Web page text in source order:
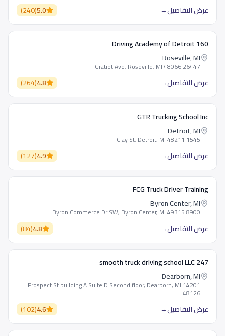
عرض التفاصيل→
5.0
(
240
)
160 Driving Academy of Detroit
Roseville, MI
26447 Gratiot Ave, Roseville, MI 48066
عرض التفاصيل→
4.8
(
264
)
GTR Trucking School Inc
Detroit, MI
1545 Clay St, Detroit, MI 48211
عرض التفاصيل→
4.9
(
127
)
FCG Truck Driver Training
Byron Center, MI
8900 Byron Commerce Dr SW, Byron Center, MI 49315
عرض التفاصيل→
4.8
(
84
)
247 smooth truck driving school LLC
Dearborn, MI
14201 Prospect St building A Suite D Second floor, Dearborn, MI
48126
عرض التفاصيل→
4.6
(
102
)